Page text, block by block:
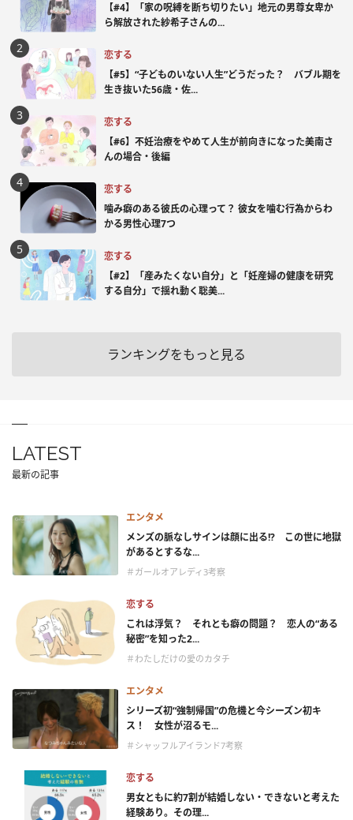
【#4】「家の呪縛を断ち切りたい」地元の男尊女卑か
ら解放された紗希子さんの...
恋する
【#5】“子どものいない人生”どうだった？ バブル期を
生き抜いた56歳・佐...
恋する
【#6】不妊治療をやめて人生が前向きになった美南さ
んの場合・後編
恋する
噛み癖のある彼氏の心理って？ 彼女を噛む行為からわ
かる男性心理7つ
恋する
【#2】「産みたくない自分」と「妊産婦の健康を研究
する自分」で揺れ動く聡美...
ランキングをもっと見る
LATEST
最新の記事
エンタメ
メンズの脈なしサインは顔に出る!? この世に地獄
があるとするな...
＃ガールオアレディ3考察
恋する
これは浮気？ それとも癖の問題？ 恋人の“ある
秘密”を知った2...
＃わたしだけの愛のカタチ
エンタメ
シリーズ初“強制帰国”の危機と今シーズン初キ
ス！ 女性が沼るモ...
＃シャッフルアイランド7考察
恋する
男女ともに約7割が結婚しない・できないと考えた
経験あり。その理...